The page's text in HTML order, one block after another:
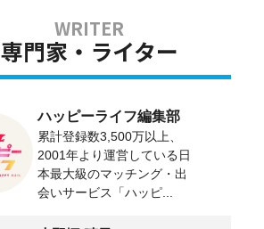
専門家・ライター
ハッピーライフ編集部
累計登録数3,500万以上、
2001年より運営している日
本最大級のマッチング・出
会いサービス「ハッピ...